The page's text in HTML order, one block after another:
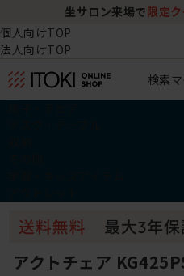
坐サロン来場で 限定
個人向けTOP
法人向けTOP
検索
アクトチェア